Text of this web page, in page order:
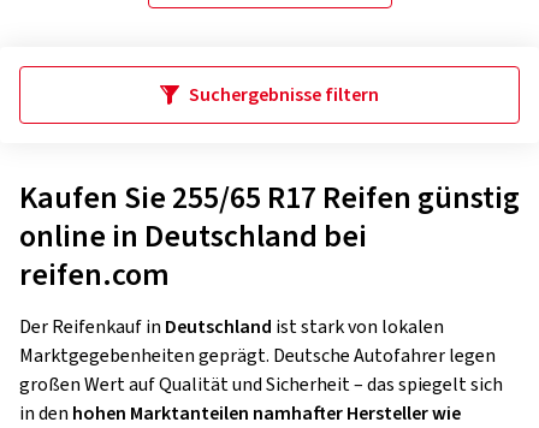
Suchergebnisse filtern
Kaufen Sie 255/65 R17 Reifen günstig
online in Deutschland bei
reifen.com
Der Reifenkauf in Deutschland ist stark von lokalen
Marktgegebenheiten geprägt. Deutsche Autofahrer legen
großen Wert auf Qualität und Sicherheit – das spiegelt sich
in den hohen Marktanteilen namhafter Hersteller wie